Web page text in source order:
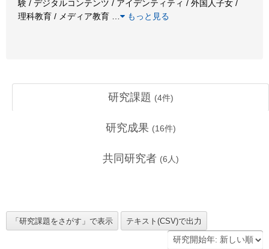
験 / デジタルコンテンツ / アイデンティティ / 外国人子女 /
理科教育 / メディア教育
もっと見る
研究課題 (4件)
研究成果 (16件)
共同研究者 (6 人)